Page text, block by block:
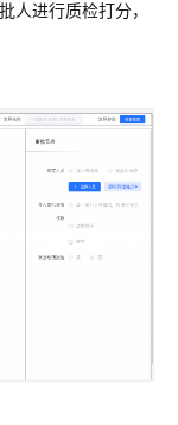
人进行质检打分，